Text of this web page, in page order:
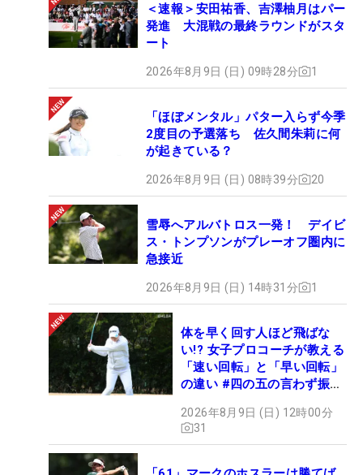
＜速報＞安田祐香、吉澤柚月はパー
発進 大混戦の最終ラウンドがスタ
ート
2026年8月9日 (日) 09時28分 1
「ほぼメンタル」パター入らず今季
2度目の予選落ち 佐久間朱莉に何
が起きている？
2026年8月9日 (日) 08時39分 20
雪辱へアルバトロス一発！ デイビ
ス・トンプソンがプレーオフ圏内に
急接近
2026年8月9日 (日) 14時31分 1
体を早く回す人ほど飛ばな
い!? 女子プロコーチが教える
「速い回転」と「早い回転」
の違い #四の五の言わず振り
2026年8月9日 (日) 12時00分
31